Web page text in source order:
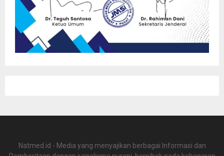
Natmed.id - Media yang menyajikan berbagai Informasi dan